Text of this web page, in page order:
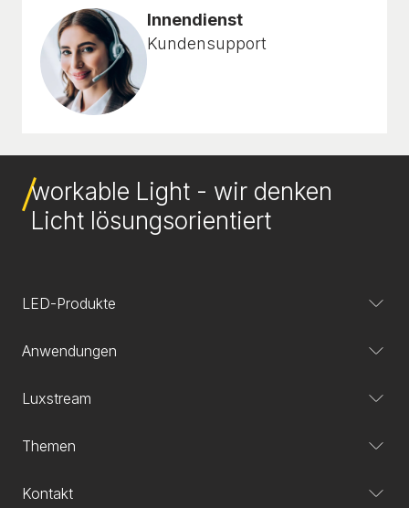
Innendienst
Kundensupport
workable Light - wir denken
Licht lösungsorientiert
LED-Produkte
Anwendungen
Luxstream
Themen
Kontakt